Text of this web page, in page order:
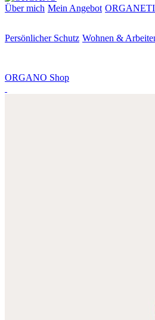
Über mich Mein Angebot
Persönlicher Schutz Wohnen &
ORGANO Shop